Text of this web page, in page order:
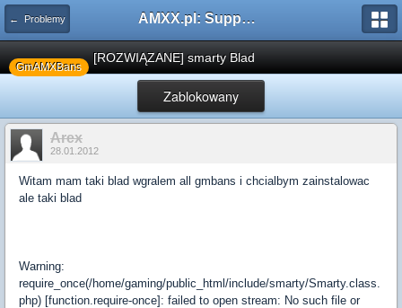
← Problemy AMXX.pl: Support AMX Mod X i SourceMod
GmAMXBans
[ROZWIĄZANE] smarty Blad
Zablokowany
Arex
28.01.2012
Witam mam taki blad wgralem all gmbans i chcialbym zainstalowac
ale taki blad
Warning:
require_once(/home/gaming/public_html/include/smarty/Smarty.class.
php) [function.require-once]: failed to open stream: No such file or